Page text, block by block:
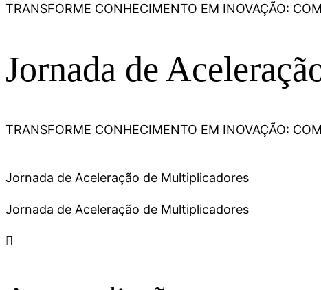
TRANSFORME CONHECIMENTO EM INOVAÇÃO:
Jornada de
TRANSFORME CONHECIMENTO EM INOVAÇÃO:
Jornada de Aceleração de Multiplicadores
Jornada de Aceleração de Multiplicadores